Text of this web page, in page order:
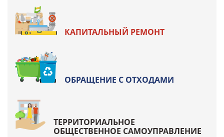
КАПИТАЛЬНЫЙ РЕМОНТ
ОБРАЩЕНИЕ С ОТХОДАМИ
ТЕРРИТОРИАЛЬНОЕ
ОБЩЕСТВЕННОЕ САМОУПРАВЛЕНИЕ